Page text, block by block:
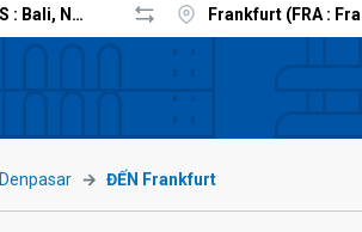
Denpasar ĐẾN Frankfurt